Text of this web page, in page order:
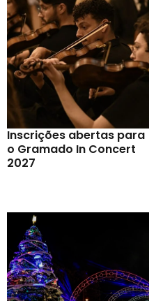
Inscrições abertas para
o Gramado In Concert
2027